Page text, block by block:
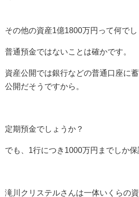
その他の資産1億1800万円って何でし
普通預金ではないことは確かです。
資産公開では銀行などの普通口座に
公開だそうですから。
定期預金でしょうか？
でも、1行につき1000万円までしか保
滝川クリステルさんは一体いくらの